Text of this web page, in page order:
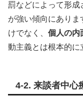
罰などによって形成
が強い傾向にあり
けでなく、 個人の内
動主義とは根本的に
4-2. 来談者中心